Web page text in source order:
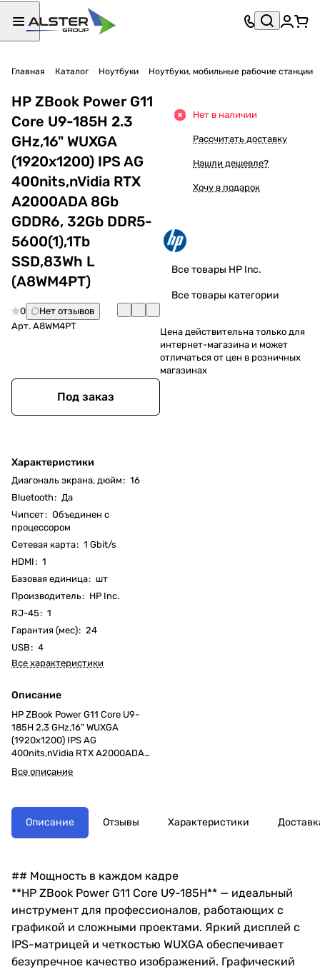
Главная Каталог Ноутбуки Ноутбуки, мобильные рабочие станции
HP ZBook Power G11
Core U9-185H 2.3
GHz,16" WUXGA
(1920x1200) IPS AG
400nits,nVidia RTX
A2000ADA 8Gb
GDDR6, 32Gb DDR5-
5600(1),1Tb
SSD,83Wh L
(A8WM4PT)
0
Нет отзывов
Арт. A8WM4PT
Под заказ
Характеристики
Диагональ экрана, дюйм: 16
Bluetooth: Да
Чипсет: Объединен с
процессором
Cетевая карта: 1 Gbit/s
HDMI: 1
Базовая единица: шт
Производитель: HP Inc.
RJ-45: 1
Гарантия (мес): 24
USB: 4
Все характеристики
Описание
HP ZBook Power G11 Core U9-
185H 2.3 GHz,16" WUXGA
(1920x1200) IPS AG
400nits,nVidia RTX A2000ADA
8Gb GDDR6, 32Gb DDR5-
5600(1),1Tb SSD,83Wh
eng/rus kbd
Все описание
Нет в наличии
Рассчитать доставку
Нашли дешевле?
Хочу в подарок
Все товары HP Inc.
Все товары категории
Цена действительна только для
интернет-магазина и может
отличаться от цен в розничных
магазинах
Описание Отзывы Характеристики
## Мощность в каждом кадре
**HP ZBook Power G11 Core U9-185H** — идеальный
инструмент для профессионалов, работающих с
графикой и сложными проектами. Яркий дисплей с
IPS-матрицей и четкостью WUXGA обеспечивает
безупречное качество изображений. Графический